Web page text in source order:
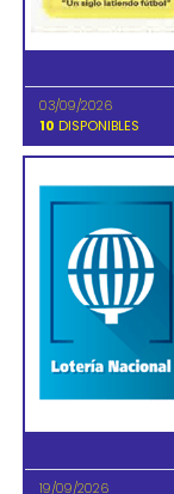
03/09/2026
10 DISPONIBLES
19/09/2026